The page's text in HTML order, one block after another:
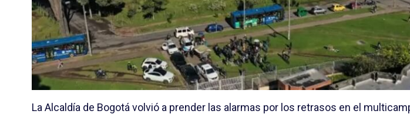
La Alcaldía de Bogotá volvió a prender las alarmas por los retrasos en el